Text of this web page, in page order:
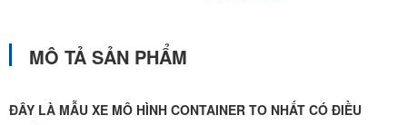
MÔ TẢ SẢN PHẨM
ĐÂY LÀ MẪU XE MÔ HÌNH CONTAINER TO NHẤT CÓ ĐIỀU